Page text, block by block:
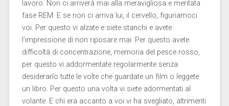
lavoro. Non ci arriverà mai alla meravigliosa e meritata
fase REM. E se non ci arriva lui, il cervello, figuriamoci
voi. Per questo vi alzate e siete stanchi e avete
l’impressione di non riposare mai. Per questo avete
difficoltà di concentrazione, memoria del pesce rosso,
per questo vi addormentate regolarmente senza
desiderarlo tutte le volte che guardate un film o leggete
un libro. Per questo una volta vi siete adormentati al
volante. E chi era accanto a voi vi ha svegliato, altrimenti